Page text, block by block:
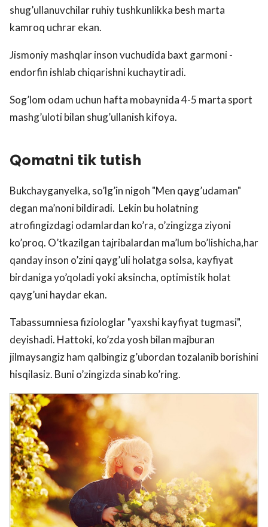
shug’ullanuvchilar ruhiy tushkunlikka besh marta
kamroq uchrar ekan.
Jismoniy mashqlar inson vuchudida baxt garmoni -
endorfin ishlab chiqarishni kuchaytiradi.
Sog’lom odam uchun hafta mobaynida 4-5 marta sport
mashg’uloti bilan shug’ullanish kifoya.
Qomatni tik tutish
Bukchayganyelka, so’lg’in nigoh "Men qayg’udaman"
degan ma’noni bildiradi. Lekin bu holatning
atrofingizdagi odamlardan ko’ra, o’zingizga ziyoni
ko’proq. O’tkazilgan tajribalardan ma’lum bo’lishicha,har
qanday inson o’zini qayg’uli holatga solsa, kayfiyat
birdaniga yo’qoladi yoki aksincha, optimistik holat
qayg’uni haydar ekan.
Tabassumniesa fiziologlar "yaxshi kayfiyat tugmasi",
deyishadi. Hattoki, ko’zda yosh bilan majburan
jilmaysangiz ham qalbingiz g’ubordan tozalanib borishini
hisqilasiz. Buni o’zingizda sinab ko’ring.